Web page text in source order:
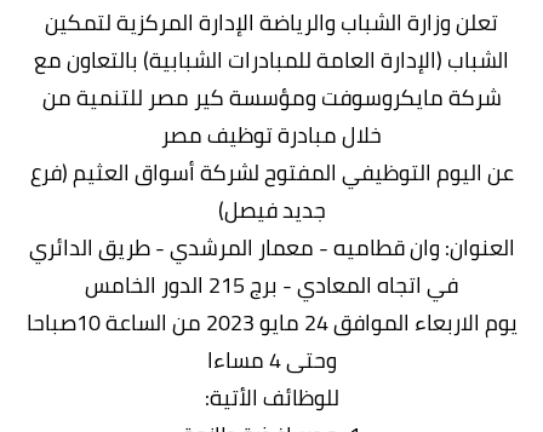
تعلن وزارة الشباب والرياضة الإدارة المركزية لتمكين
الشباب (الإدارة العامة للمبادرات الشبابية) بالتعاون مع
شركة مايكروسوفت ومؤسسة كير مصر للتنمية من
خلال مبادرة توظيف مصر
عن اليوم التوظيفي المفتوح لشركة أسواق العثيم (فرع
جديد فيصل)
العنوان: وان قطاميه - معمار المرشدي - طريق الدائري
في اتجاه المعادي - برج 215 الدور الخامس
يوم الاربعاء الموافق 24 مايو 2023 من الساعة 10صباحا
وحتى 4 مساءا
للوظائف الأتية: